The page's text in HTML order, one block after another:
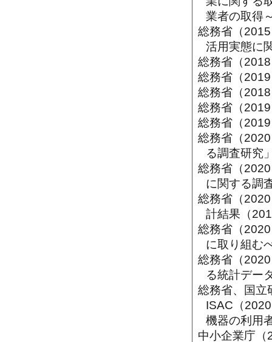
業者の取得
総務省（
活用実態に
総務省（
総務省（
総務省（
総務省（
総務省（
総務省（
る調査研究
総務省（
に関する調
総務省（
計結果（
総務省（
に取り組む
総務省（
る統計デー
総務省、国立
ISAC（
機器の利用
中小企業庁（